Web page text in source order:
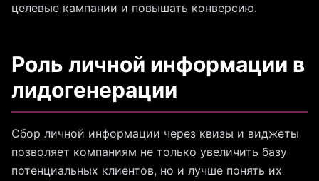
целевые кампании и повышать конверсию.
Роль личной информации в
лидогенерации
Сбор личной информации через квизы и виджеты
позволяет компаниям не только увеличить базу
потенциальных клиентов, но и лучше понять их